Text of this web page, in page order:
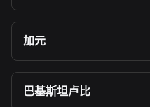
加元
巴基斯坦卢比